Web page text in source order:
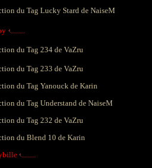
du Tag Lucky Stard de NaiseM
du Tag 234 de VaZru
du Tag 233 de VaZru
du Tag Yanouck de Karin
du Tag Understand de NaiseM
du Tag 232 de VaZru
du Blend 10 de Karin